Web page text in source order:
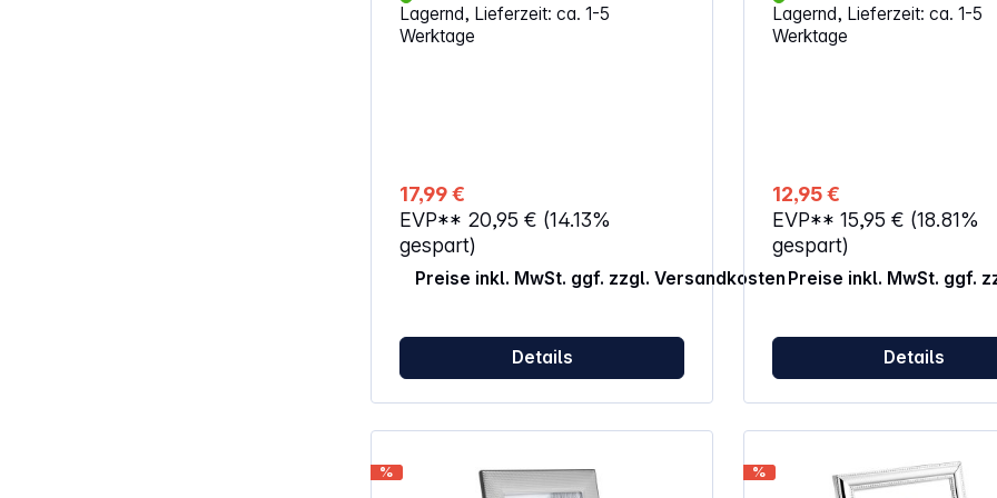
Lagernd, Lieferzeit: ca. 1-5
Werktage
17,99 €
EVP** 20,95 € (14.13%
gespart)
Preise inkl. MwSt. ggf. zzgl. Versandkosten
Details
versilbert &amp;
darum ist Polieren nicht
Lagernd, Lieferzeit: ca. 1-5
Werktage
12,95 €
EVP** 15,95 € (18.81%
gespart)
Preise inkl. MwSt. ggf.
Details
% %